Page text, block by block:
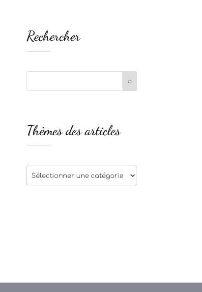
Rechercher
Thèmes des articles
Thèmes
des